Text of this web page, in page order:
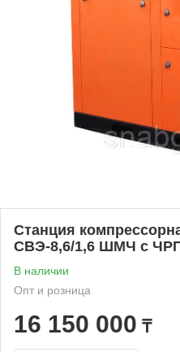
Станция
СВЭ-8,6/1,6 ШМЧ с
В наличии
Опт и розница
16 150 000 ₸